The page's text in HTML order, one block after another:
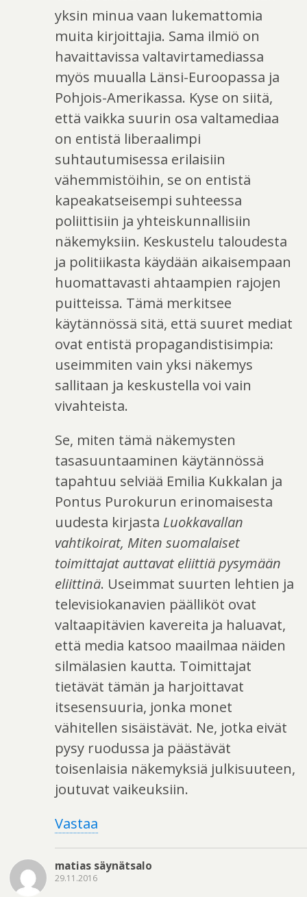
yksin minua vaan lukemattomia
muita kirjoittajia. Sama ilmiö on
havaittavissa valtavirtamediassa
myös muualla Länsi-Euroopassa ja
Pohjois-Amerikassa. Kyse on siitä,
että vaikka suurin osa valtamediaa
on entistä liberaalimpi
suhtautumisessa erilaisiin
vähemmistöihin, se on entistä
kapeakatseisempi suhteessa
poliittisiin ja yhteiskunnallisiin
näkemyksiin. Keskustelu taloudesta
ja politiikasta käydään aikaisempaan
huomattavasti ahtaampien rajojen
puitteissa. Tämä merkitsee
käytännössä sitä, että suuret mediat
ovat entistä propagandistisimpia:
useimmiten vain yksi näkemys
sallitaan ja keskustella voi vain
vivahteista.
Se, miten tämä näkemysten
tasasuuntaaminen käytännössä
tapahtuu selviää Emilia Kukkalan ja
Pontus Purokurun erinomaisesta
uudesta kirjasta Luokkavallan
vahtikoirat, Miten suomalaiset
toimittajat auttavat eliittiä pysymään
eliittinä. Useimmat suurten lehtien ja
televisiokanavien päälliköt ovat
valtaapitävien kavereita ja haluavat,
että media katsoo maailmaa näiden
silmälasien kautta. Toimittajat
tietävät tämän ja harjoittavat
itsesensuuria, jonka monet
vähitellen sisäistävät. Ne, jotka eivät
pysy ruodussa ja päästävät
toisenlaisia näkemyksiä julkisuuteen,
joutuvat vaikeuksiin.
Vastaa
matias säynätsalo
29.11.2016